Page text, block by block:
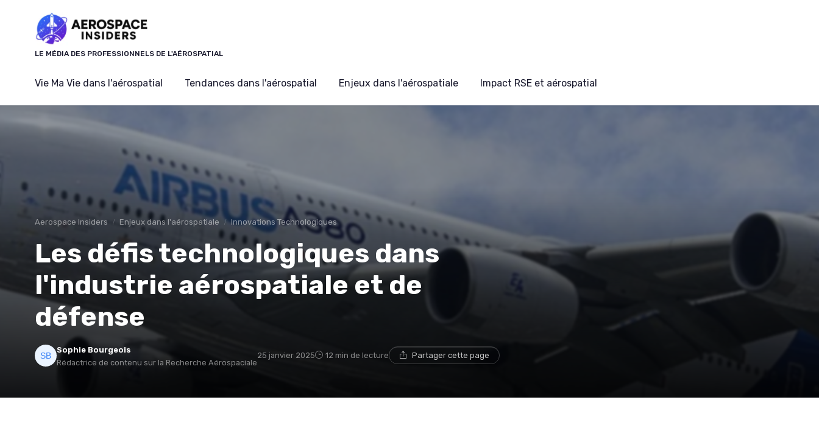
LE MÉDIA DES PROFESSIONNELS DE L'AÉROSPATIAL
Vie Ma Vie dans l'aérospatial Tendances dans l'aérospatial Enjeux dans l'aérospatiale Impact RSE et aérospatial
Aerospace Insiders Enjeux dans l'aérospatiale Innovations Technologiques
Les défis technologiques dans
l'industrie aérospatiale et de
défense
Sophie Bourgeois
Rédactrice de contenu sur la Recherche Aérospaciale
25 janvier 2025 12 min de lecture Partager cette page